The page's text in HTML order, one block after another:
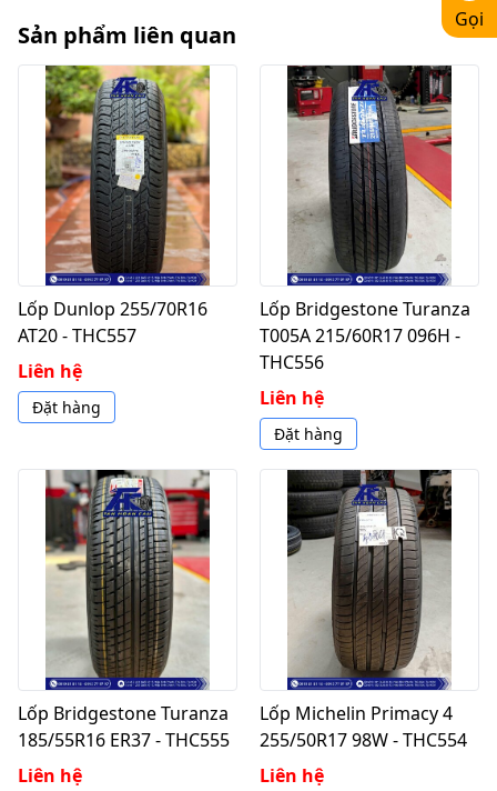
Sản phẩm liên quan
Lốp Dunlop 255/70R16
AT20 - THC557
Liên hệ
Đặt hàng
Lốp Bridgestone Turanza
T005A 215/60R17 096H -
THC556
Liên hệ
Đặt hàng
Lốp Bridgestone Turanza
185/55R16 ER37 - THC555
Liên hệ
Lốp Michelin Primacy 4
255/50R17 98W - THC554
Liên hệ
Gọi